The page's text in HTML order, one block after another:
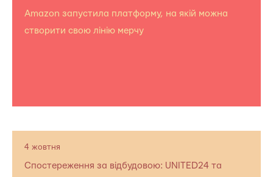
Amazon запустила платформу, на якій можна
створити свою лінію мерчу
4 жовтня
Спостереження за відбудовою: UNITED24 та